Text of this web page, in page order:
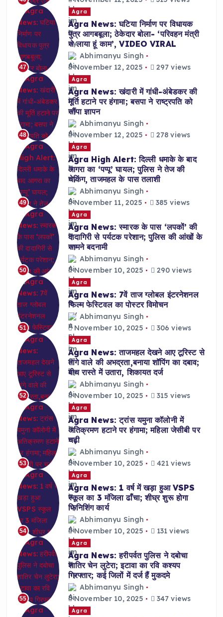
47
Agra
Agra News: घटिया निर्माण पर विधायक
पुत्र आगबबूला; ठेकेदार बोला- ‘परिवहन मंत्री
से लाया हूं काम’, VIDEO VIRAL
Abhimanyu Singh
November 12, 2025
297 views
48
Agra
Agra News: खंदारी में गांधी-अंबेडकर की
मूर्ति हटाने पर हंगामा; बसपा ने राष्ट्रपति को
सौंपा ज्ञापन
Abhimanyu Singh
November 12, 2025
278 views
49
Agra
Agra High Alert: दिल्ली धमाके के बाद
आगरा का ‘पप्पू’ घायल; पुलिस ने तेज की
चेकिंग, ताजमहल के पास तलाशी
Abhimanyu Singh
November 11, 2025
385 views
50
Agra
Agra News: स्मारक के पास ‘लपकों’ की
दादागिरी से पर्यटक परेशान; पुलिस की आंखों के
सामने बदनामी
Abhimanyu Singh
November 10, 2025
290 views
51
Agra
Agra News: 7वें ताज ग्लोबल इंटरनेशनल
फिल्म फेस्टिवल का पोस्टर विमोचन
Abhimanyu Singh
November 10, 2025
306 views
52
Agra
Agra News: ताजमहल देखने आए टूरिस्ट से
तांगे वाले की अभद्रता,बनाया शॉपिंग का दबाव;
बीच रास्ते में उतारा, शिकायत दर्ज
Abhimanyu Singh
November 10, 2025
315 views
53
Agra
Agra News: ट्रांस यमुना कॉलोनी में
अतिक्रमण हटाने पर हंगामा; महिला जेसीबी पर
चढ़ी
Abhimanyu Singh
November 10, 2025
421 views
54
Agra
Agra News: 1 वर्ष में खड़ा हुआ VSPS
स्कूल का 3 मंजिला ढाँचा; शीघ्र शुरू होगा
फिनिशिंग कार्य
Abhimanyu Singh
November 10, 2025
131 views
55
Agra
Agra News: हरीपर्वत पुलिस ने दबोचा
शातिर चेन लुटेरा; इटावा का रवि कश्यप
गिरफ्तार; कई जिलों में दर्ज हैं मुकदमे
Abhimanyu Singh
November 10, 2025
347 views
Agra